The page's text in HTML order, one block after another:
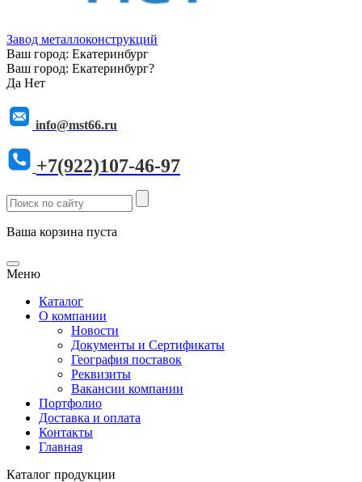
Завод металлоконструкций
Ваш город: Екатеринбург
Ваш город: Екатеринбург?
Да Нет
info@mst66.ru
+7(922)107-46-97
Ваша корзина пуста
Меню
Каталог
О компании
Новости
Документы и Сертификаты
География поставок
Реквизиты
Вакансии компании
Портфолио
Доставка и оплата
Контакты
Главная
Каталог продукции